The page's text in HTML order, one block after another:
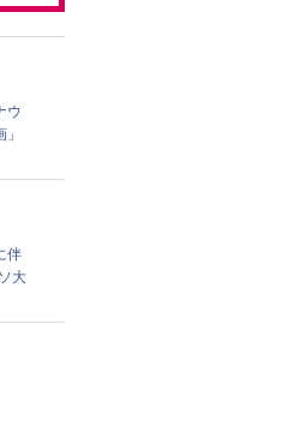
ウ
伴
大